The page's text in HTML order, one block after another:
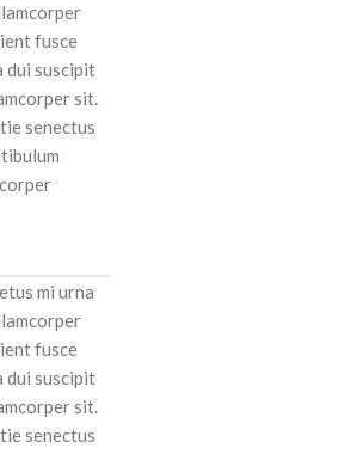
fusce
dui suscipit
sit.
senectus
mi urna
fusce
dui suscipit
sit.
senectus